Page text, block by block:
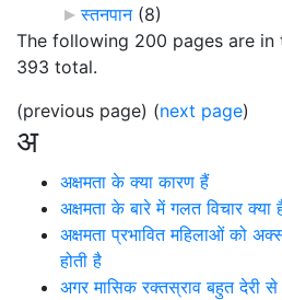
स्तनपान‎ (8)
The following 200 pages are
393 total.
(previous page) (next page)
अ
अक्षमता के क्या कारण हैं
अक्षमता के बारे में गलत विचार क्या
अक्षमता प्रभावित महिलाओं को
होती है
अगर मासिक रक्तस्राव बहुत देरी